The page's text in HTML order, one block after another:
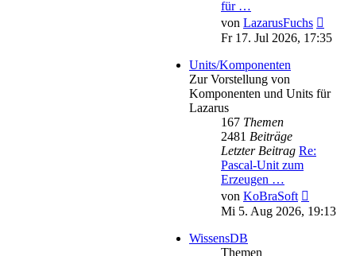
für …
von LazarusFuchs
Fr 17. Jul 2026, 17:35
Units/Komponenten
Zur Vorstellung von
Komponenten und Units für
Lazarus
167 Themen
2481 Beiträge
Letzter Beitrag Re:
Pascal-Unit zum
Erzeugen …
von KoBraSoft
Beitrag
Mi 5. Aug 2026, 19:13
WissensDB
Themen